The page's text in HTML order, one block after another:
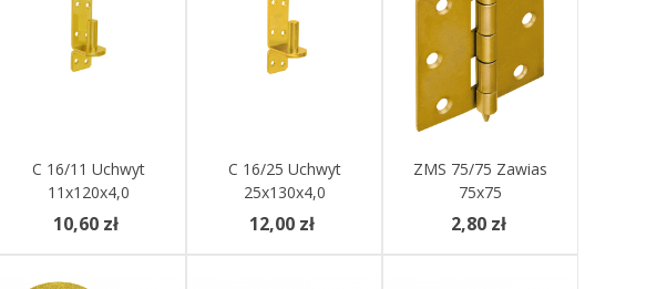
Dodaj Do Koszyka
C 16/11 Uchwyt
11x120x4,0
10,60 zł
Dodaj Do Koszyka
C 16/25 Uchwyt
25x130x4,0
12,00 zł
Zobacz Więcej
ZMS 75/75 Zawias
75x75
2,80 zł